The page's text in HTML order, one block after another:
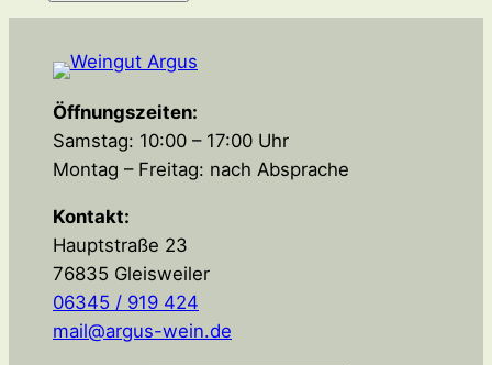
Öffnungszeiten:
Samstag: 10:00 – 17:00 Uhr
Montag – Freitag: nach Absprache
Kontakt:
Hauptstraße 23
76835 Gleisweiler
06345 / 919 424
mail@argus-wein.de